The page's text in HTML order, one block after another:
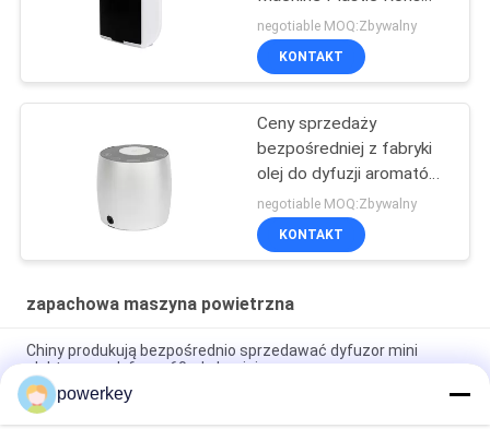
Fcc Approval Aroma
negotiable MOQ:Zbywalny
KONTAKT
Ceny sprzedaży
bezpośredniej z fabryki
olej do dyfuzji aromatów
mini dyfuzor 60 ml
aluminium
negotiable MOQ:Zbywalny
KONTAKT
zapachowa maszyna powietrzna
Chiny produkują bezpośrednio sprzedawać dyfuzor mini
elektryczny dyfuzor 60ml aluminium
Ceny sprzedaży bezpośredniej z fabryki olej eteryczny
powerkey